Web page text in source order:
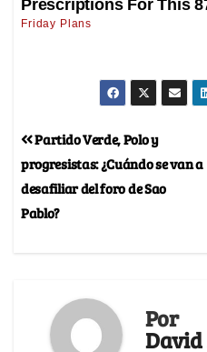
Partido Verde, Polo y
progresistas: ¿Cuándo se van a
desafiliar del foro de Sao
Pablo?
Por
David